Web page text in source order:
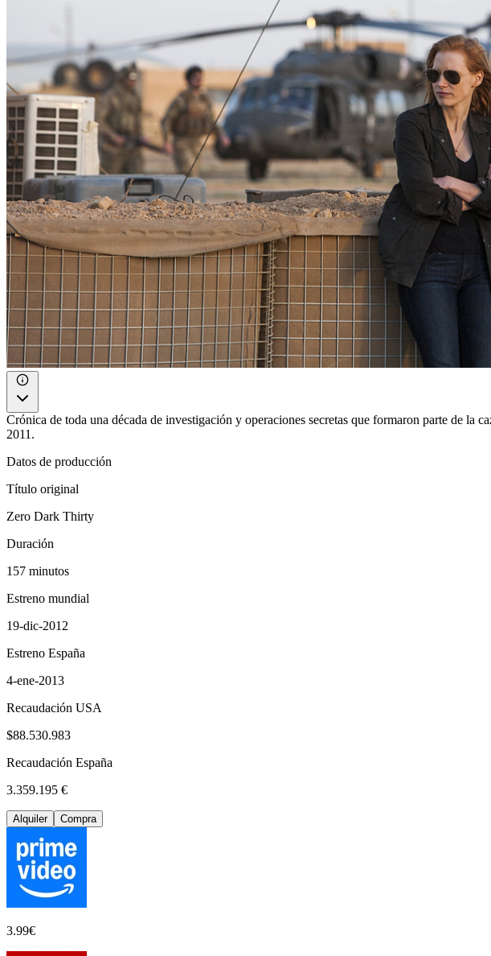
Crónica de toda una década de investigación y operaciones secretas que formaron parte de la
2011.
Datos de producción
Título original
Zero Dark Thirty
Duración
157 minutos
Estreno mundial
19-dic-2012
Estreno España
4-ene-2013
Recaudación USA
$88.530.983
Recaudación España
3.359.195 €
Alquiler Compra
3.99€